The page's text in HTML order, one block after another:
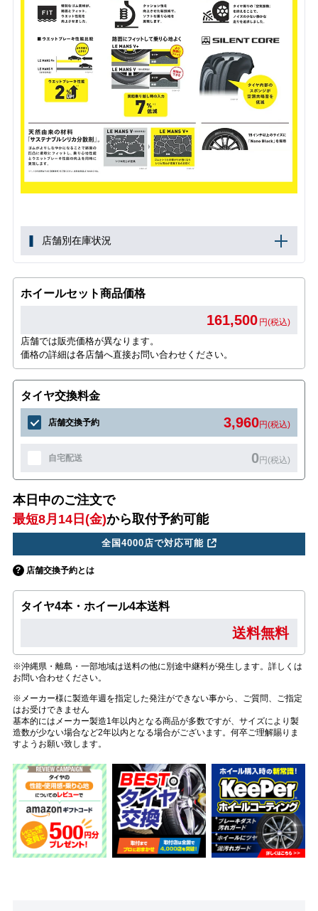
店舗別在庫状況
ホイールセット商品価格
161,500 円(税込)
店舗では販売価格が異なります。
価格の詳細は各店舗へ直接お問い合わせください。
タイヤ交換料金
店舗交換予約 3,960円(税込)
自宅配送 0円(税込)
本日中のご注文で
最短8月14日(金)から取付予約可能
全国4000店で対応可能
店舗交換予約とは
タイヤ4本・ホイール4本送料
送料無料
※沖縄県・離島・一部地域は送料の他に別途中継料が発生します。詳しくは
お問い合わせください。
※メーカー様に製造年週を指定した発注ができない事から、ご質問、ご指定
はお受けできません
基本的にはメーカー製造1年以内となる商品が多数ですが、サイズにより製
造数が少ない場合など2年以内となる場合がございます。何卒ご理解賜りま
すようお願い致します。